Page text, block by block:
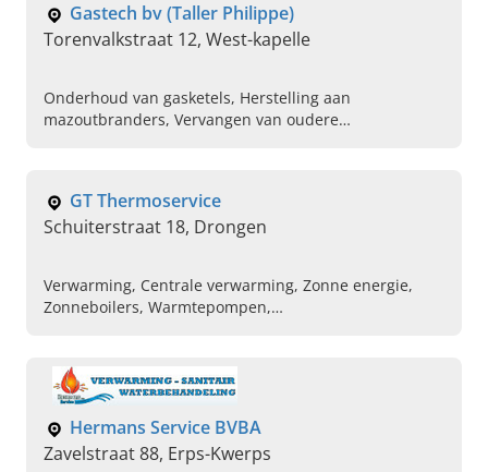
Gastech bv (Taller Philippe)
Torenvalkstraat 12, West-kapelle
Onderhoud van gasketels, Herstelling aan
mazoutbranders, Vervangen van oudere
GT Thermoservice
Schuiterstraat 18, Drongen
Verwarming, Centrale verwarming, Zonne energie,
Zonneboilers, Warmtepompen,
op gas, Herstel van condensatieketels op gas
Hermans Service BVBA
Zavelstraat 88, Erps-Kwerps